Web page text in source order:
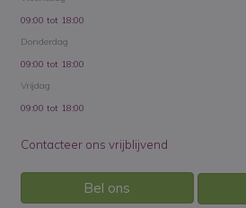
09:00 tot 18:00
Donderdag
09:00 tot 18:00
Vrijdag
09:00 tot 18:00
Contacteer ons vrijblijvend
Bel ons